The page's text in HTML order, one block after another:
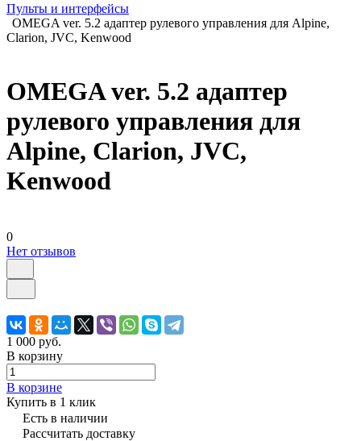
Пульты и интерфейсы
OMEGA ver. 5.2 адаптер рулевого управления для Alpine,
Clarion, JVC, Kenwood
OMEGA ver. 5.2 адаптер
рулевого управления для
Alpine, Clarion, JVC,
Kenwood
0
Нет отзывов
1 000 руб.
В корзину
В корзине
Купить в 1 клик
Есть в наличии
Рассчитать доставку